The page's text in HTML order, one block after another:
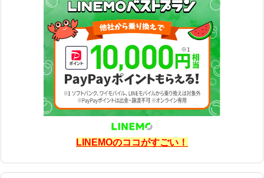
LINEMOのココがすごい！